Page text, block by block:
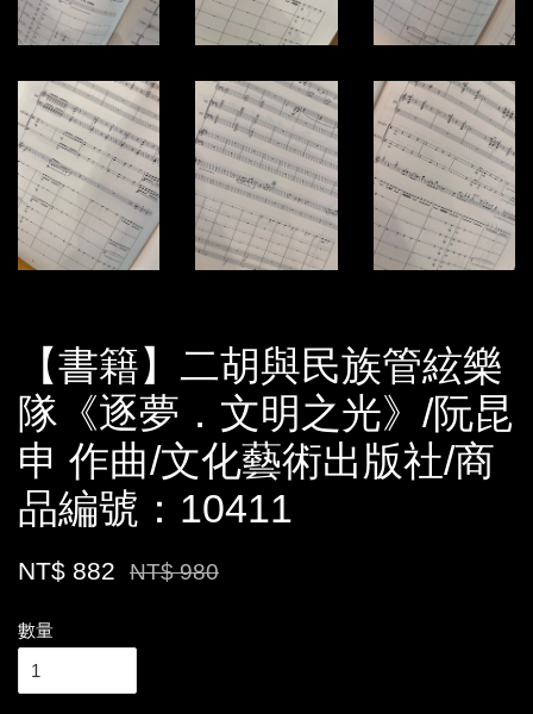
【書籍】二胡與民族管絃樂
隊《逐夢．文明之光》/阮昆
申 作曲/文化藝術出版社/商
品編號：10411
NT$ 882 NT$ 980
數量